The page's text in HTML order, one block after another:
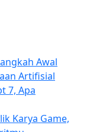
Awal
Artifisial
7, Apa
Karya Game,